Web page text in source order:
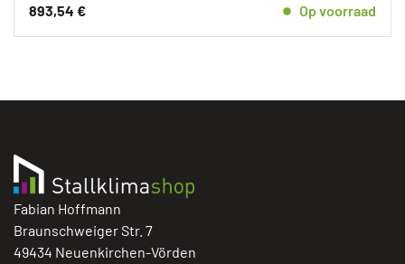
893,54 € Op voorraad
Fabian Hoffmann
Braunschweiger Str. 7
49434 Neuenkirchen-Vörden